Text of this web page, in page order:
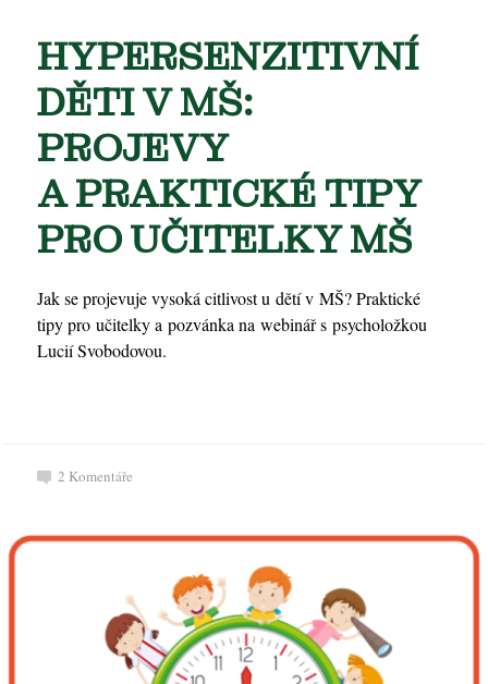
HYPERSENZITIVNÍ
DĚTI V MŠ:
PROJEVY
A PRAKTICKÉ TIPY
PRO UČITELKY MŠ
Jak se projevuje vysoká citlivost u dětí v MŠ? Praktické
tipy pro učitelky a pozvánka na webinář s psycholožkou
Lucií Svobodovou.
2 Komentáře